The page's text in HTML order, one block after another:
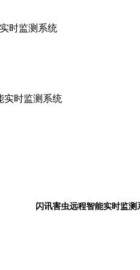
时监测系统
实时监测系统
闪讯害虫远程智能实时监测